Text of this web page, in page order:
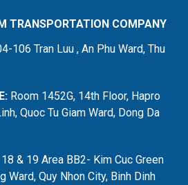
TRANSPORTATION COMPANY
106 Tran Luu , An Phu Ward, Thu
Room 1452G, 14th Floor, Hapro
Quoc Tu Giam Ward, Dong Da
18 & 19 Area BB2- Kim Cuc Green
Ward, Quy Nhon City, Binh Dinh